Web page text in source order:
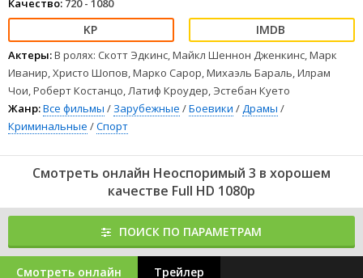
Качество: 720 - 1080
Актеры:В ролях: Скотт Эдкинс, Майкл Шеннон Дженкинс, Марк
Иванир, Христо Шопов, Марко Сарор, Михаэль Бараль, Илрам
Чои, Роберт Костанцо, Латиф Кроудер, Эстебан Куето
Жанр:Все фильмы / Зарубежные /Боевики /Драмы /
Криминальные /Спорт
Смотреть онлайн Неоспоримый 3 в хорошем
качестве Full HD 1080p
ПОИСК ПО ПАРАМЕТРАМ
Смотреть онлайн Трейлер